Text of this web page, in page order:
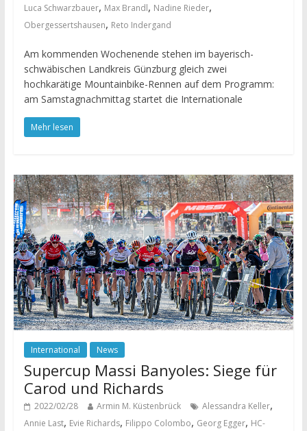
Luca Schwarzbauer, Max Brandl, Nadine Rieder,
Obergessertshausen, Reto Indergand
Am kommenden Wochenende stehen im bayerisch-
schwäbischen Landkreis Günzburg gleich zwei
hochkarätige Mountainbike-Rennen auf dem Programm:
am Samstagnachmittag startet die Internationale
Mehr lesen
International News
Supercup Massi Banyoles: Siege für
Carod und Richards
2022/02/28 Armin M. Küstenbrück Alessandra Keller,
Annie Last, Evie Richards, Filippo Colombo, Georg Egger, HC-